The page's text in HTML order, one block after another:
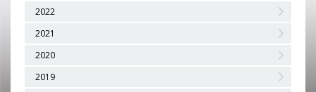
2022
2021
2020
2019